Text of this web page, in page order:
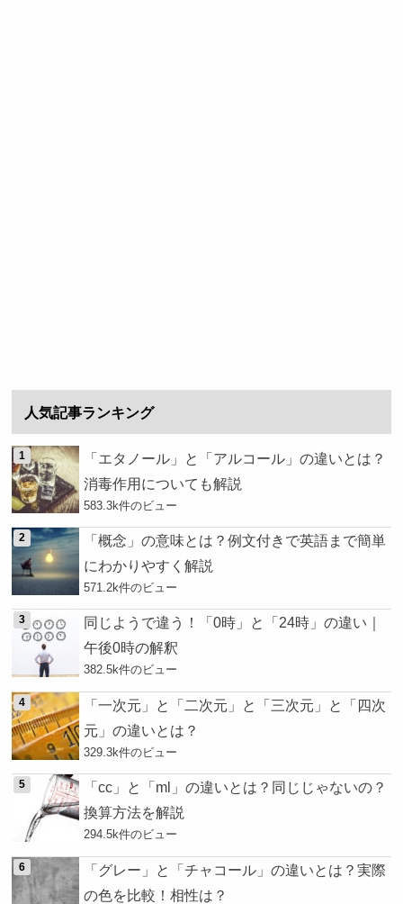
人気記事ランキング
「エタノール」と「アルコール」の違いとは？
消毒作用についても解説
583.3k件のビュー
「概念」の意味とは？例文付きで英語まで簡単
にわかりやすく解説
571.2k件のビュー
同じようで違う！「0時」と「24時」の違い｜
午後0時の解釈
382.5k件のビュー
「一次元」と「二次元」と「三次元」と「四次
元」の違いとは？
329.3k件のビュー
「cc」と「ml」の違いとは？同じじゃないの？
換算方法を解説
294.5k件のビュー
「グレー」と「チャコール」の違いとは？実際
の色を比較！相性は？